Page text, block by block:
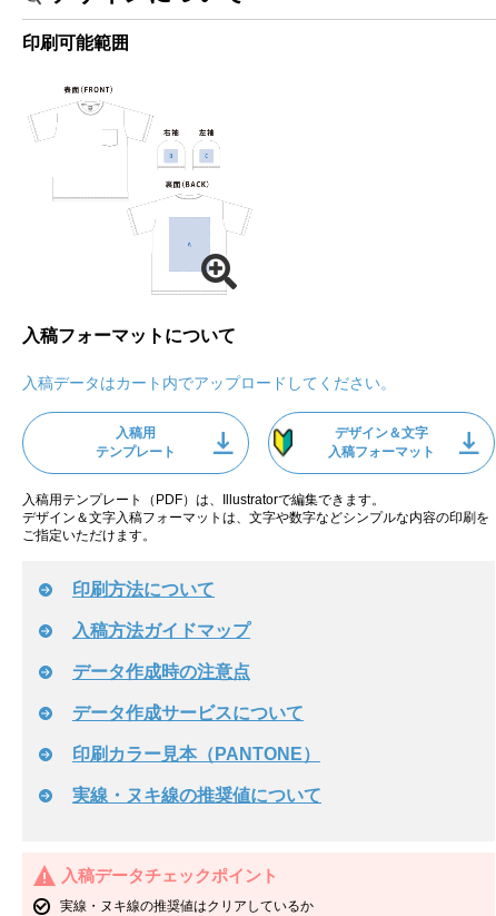
印刷可能範囲
入稿フォーマットについて
入稿データはカート内でアップロードしてください。
入稿用
テンプレート
デザイン＆文字
入稿フォーマット
入稿用テンプレート（PDF）は、Illustratorで編集できます。
デザイン＆文字入稿フォーマットは、文字や数字などシンプルな内容の印刷を
ご指定いただけます。
印刷方法について
入稿方法ガイドマップ
データ作成時の注意点
データ作成サービスについて
印刷カラー見本（PANTONE）
実線・ヌキ線の推奨値について
入稿データチェックポイント
実線・ヌキ線の推奨値はクリアしているか